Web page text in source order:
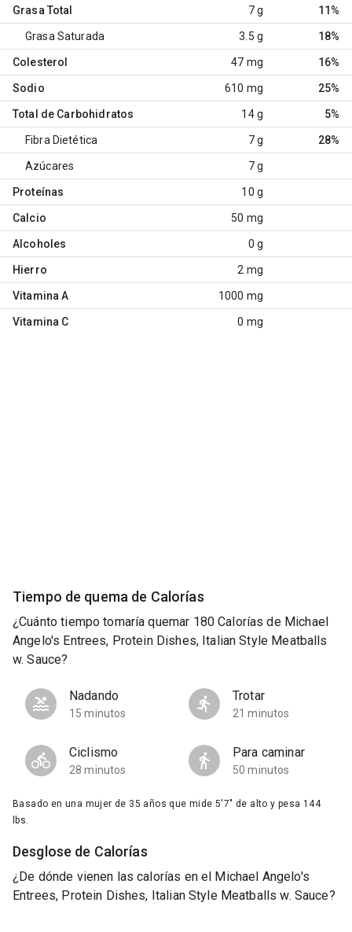
Grasa Total 7 g 11%
Grasa Saturada 3.5 g 18%
Colesterol 47 mg 16%
Sodio 610 mg 25%
Total de Carbohidratos 14 g 5%
Fibra Dietética 7 g 28%
Azúcares 7 g
Proteínas 10 g
Calcio 50 mg
Alcoholes 0 g
Hierro 2 mg
Vitamina A 1000 mg
Vitamina C 0 mg
Tiempo de quema de Calorías
¿Cuánto tiempo tomaría quemar 180 Calorías de Michael
Angelo's Entrees, Protein Dishes, Italian Style Meatballs
w. Sauce?
Nadando
15 minutos
Trotar
21 minutos
Ciclismo
28 minutos
Para caminar
50 minutos
Basado en una mujer de 35 años que mide 5'7" de alto y pesa 144
lbs.
Desglose de Calorías
¿De dónde vienen las calorías en el Michael Angelo's
Entrees, Protein Dishes, Italian Style Meatballs w. Sauce?